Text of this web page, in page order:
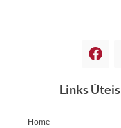
Links Úteis
Home